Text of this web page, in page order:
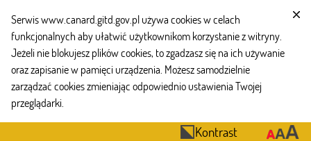
Serwis www.canard.gitd.gov.pl używa cookies w celach
funkcjonalnych aby ułatwić użytkownikom korzystanie z witryny.
Jeżeli nie blokujesz plików cookies, to zgadzasz się na ich używanie
oraz zapisanie w pamięci urządzenia. Możesz samodzielnie
zarządzać cookies zmieniając odpowiednio ustawienia Twojej
przeglądarki.
Kontrast